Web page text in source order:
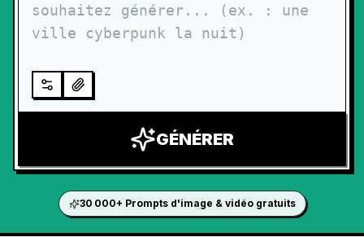
GÉNÉRER
30 000+ Prompts d'image & vidéo gratuits